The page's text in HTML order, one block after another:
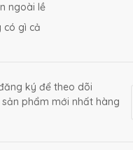
ngoài lề
có gì cả
ký để theo dõi
sản phẩm mới nhất hàng